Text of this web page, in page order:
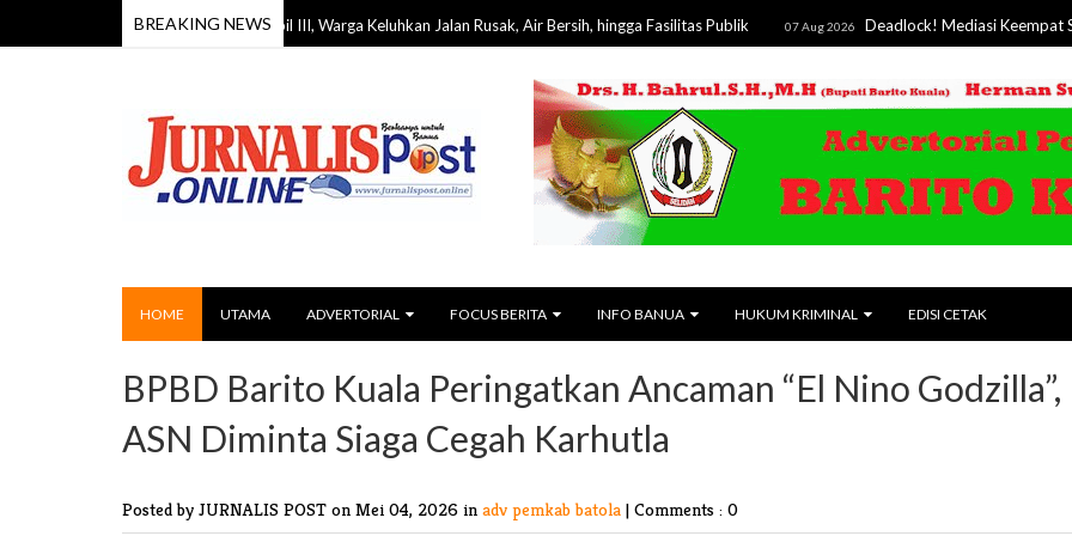
BREAKING NEWS
Reses DPRD Barito Timur Dapil III, Warga Keluhkan Jalan Rusak, Air Bersih, hingga Fasilitas Publik 07 Aug 2026 Deadlock! Mediasi Keempat
HOME UTAMA ADVERTORIAL FOCUS BERITA INFO BANUA HUKUM KRIMINAL EDISI CETAK
BPBD Barito Kuala Peringatkan Ancaman “El Nino Godzilla”,
ASN Diminta Siaga Cegah Karhutla
Posted by JURNALIS POST on Mei 04, 2026 in adv pemkab batola | Comments : 0